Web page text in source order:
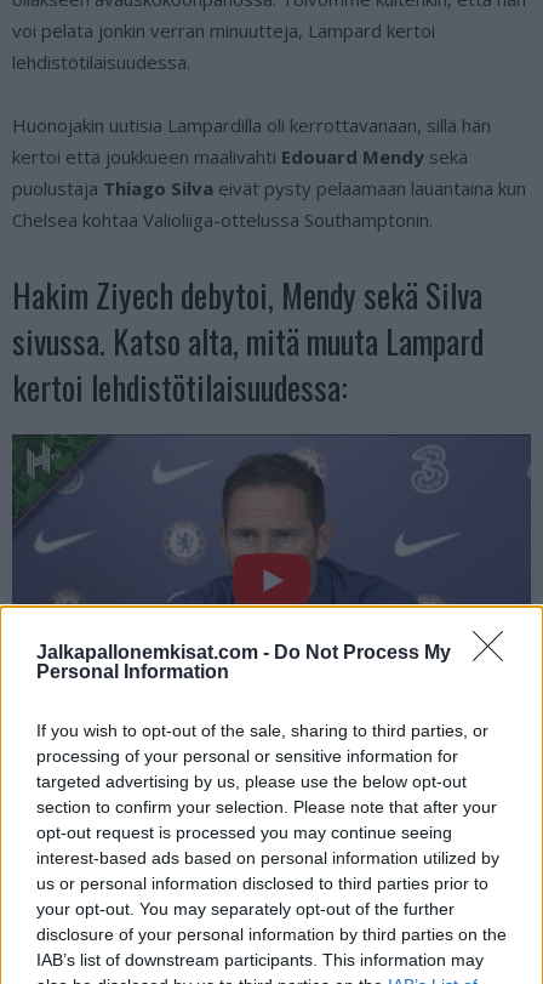
Jalkapallonemkisat.com - Do Not Process My
Personal Information
If you wish to opt-out of the sale, sharing to third parties, or
processing of your personal or sensitive information for
targeted advertising by us, please use the below opt-out
section to confirm your selection. Please note that after your
opt-out request is processed you may continue seeing
interest-based ads based on personal information utilized by
us or personal information disclosed to third parties prior to
your opt-out. You may separately opt-out of the further
disclosure of your personal information by third parties on the
IAB’s list of downstream participants. This information may
voi pelata jonkin verran minuutteja, Lampard kertoi
lehdistötilaisuudessa.
Huonojakin uutisia Lampardilla oli kerrottavanaan, sillä hän
kertoi että joukkueen maalivahti Edouard Mendy sekä
puolustaja Thiago Silva eivät pysty pelaamaan lauantaina kun
Chelsea kohtaa Valioliiga-ottelussa Southamptonin.
Hakim Ziyech debytoi, Mendy sekä Silva
sivussa. Katso alta, mitä muuta Lampard
kertoi lehdistötilaisuudessa:
Jos video ei näy laitteellasi, voit katsoa sen Hayters TV:n
Youtubesta.
Lue myös:UEFA-pomolta hyviä uutisia jalkapalloväelle –
”Olemme aivan varmoja, että EM-kisat pelataan ensi vuonna”